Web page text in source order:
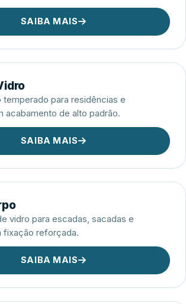
SAIBA MAIS
temperado para residências e
acabamento de alto padrão.
SAIBA MAIS
vidro para escadas, sacadas e
fixação reforçada.
SAIBA MAIS